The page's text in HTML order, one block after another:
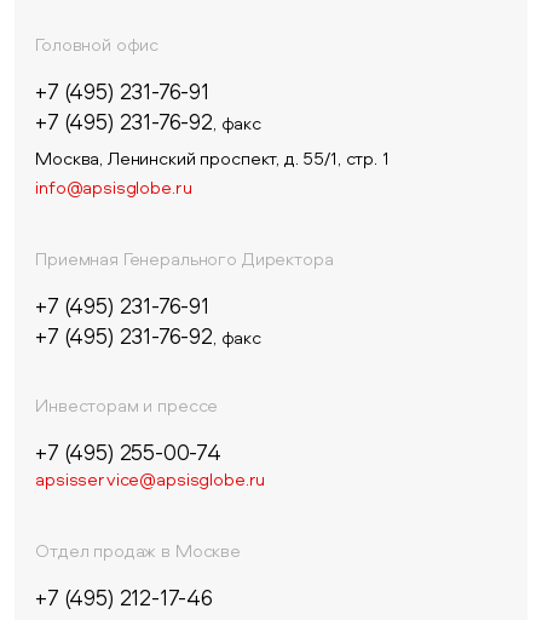
Головной офис
+7 (495) 231-76-91
+7 (495) 231-76-92, факс
Москва, Ленинский проспект, д. 55/1, стр. 1
info@apsisglobe.ru
Приемная Генерального Директора
+7 (495) 231-76-91
+7 (495) 231-76-92, факс
Инвесторам и прессе
+7 (495) 255-00-74
apsisservice@apsisglobe.ru
Отдел продаж в Москве
+7 (495) 212-17-46